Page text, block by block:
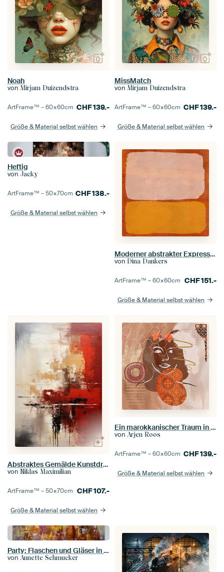
Noah
von Mirjam Duizendstra
ArtFrame™ –60×60cm CHF139.-
Größe & Material selbst wählen
MissMatch
von Mirjam Duizendstra
ArtFrame™ –60×60cm CHF139.-
Größe & Material selbst wählen
Heftig
von Jacky
ArtFrame™ –50×70cm CHF138.-
Größe & Material selbst wählen
Moderner abstrakter Expressionismus. Rosa und Gelb auf Orange.
von Dina Dankers
ArtFrame™ –60×60cm CHF151.-
Größe & Material selbst wählen
Abstraktes Gemälde Kunstdruck Modern Rot, Gelb und Weiß
von Niklas Maximilian
ArtFrame™ –50×70cm CHF107.-
Größe & Material selbst wählen
Ein marokkanischer Traum in gemischten Medien
von Arjen Roos
ArtFrame™ –60×60cm CHF139.-
Größe & Material selbst wählen
Party: Flaschen und Gläser in rot und gold
von Annette Schmucker